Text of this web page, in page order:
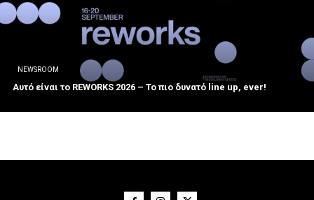
NEWSROOM
Αυτό είναι το REWORKS 2026 – Το πιο δυνατό line up, ever!